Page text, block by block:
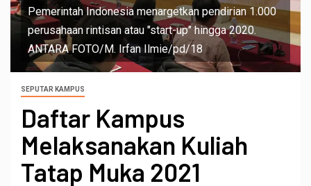
Pemerintah Indonesia menargetkan pendirian 1.000
perusahaan rintisan atau "start-up" hingga 2020.
ANTARA FOTO/M. Irfan Ilmie/pd/18
SEPUTAR KAMPUS
Daftar Kampus
Melaksanakan Kuliah
Tatap Muka 2021